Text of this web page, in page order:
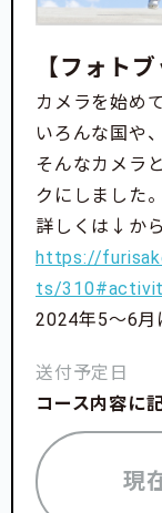
【フォト
カメラを始め
いろんな国や
そんなカメラ
クにしました。
詳しくは↓か
https://
ts/
2024年5〜6月
送付予定日
コース内容に
現